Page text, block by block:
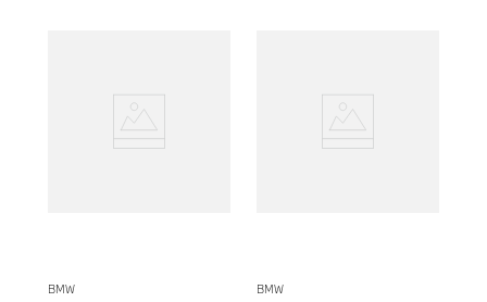
BMW BMW